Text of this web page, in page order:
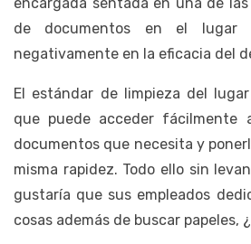
de documentos en el lugar
negativamente en la eficacia del
El estándar de limpieza del
que puede acceder fácilmente
documentos que necesita y
misma rapidez. Todo ello sin
gustaría que sus empleados
cosas además de buscar papeles,